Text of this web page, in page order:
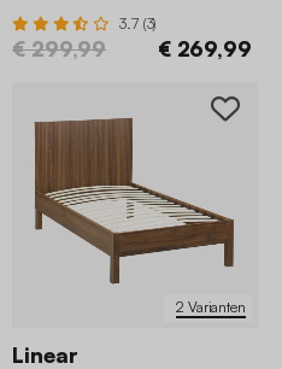
3.7 (3)
€ 299,99 € 269,99
2 Varianten
Linear